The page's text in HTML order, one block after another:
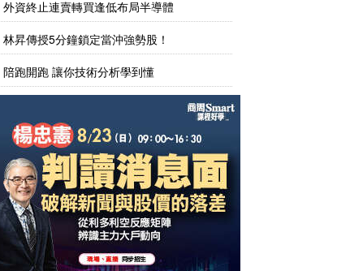
外資終止連賣轉買逢低布局半導體
林昇傳授5分鐘鎖定當沖強勢股！
陪跑開跑 讓你技術分析學到懂